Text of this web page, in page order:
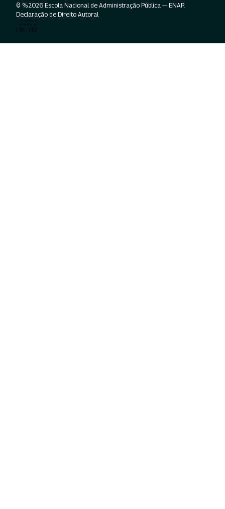
© %2026 Escola Nacional de Administração Pública — ENAP.
Declaração de Direito Autoral